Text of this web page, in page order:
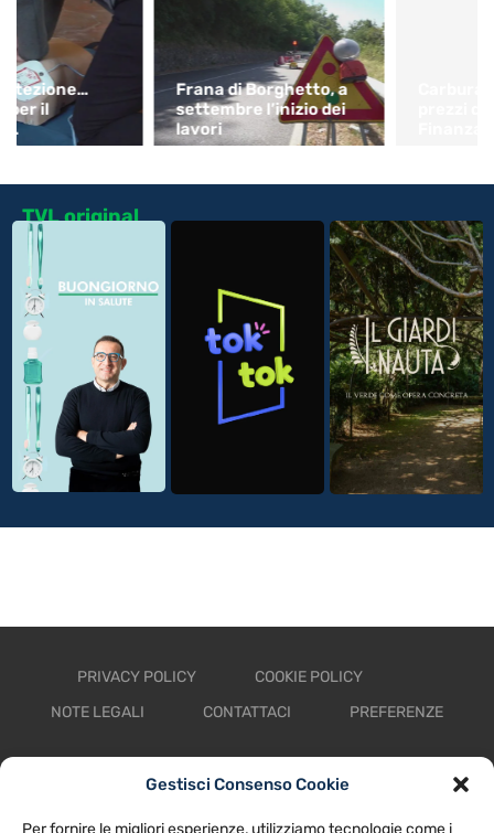
Gestisci Consenso Cookie
Per fornire le migliori esperienze, utilizziamo tecnologie come i
Frana di Borghetto, a
settembre l’inizio dei
lavori
Carburanti: controllo
prezzi della Guardia di
Finanza
TVL original
PRIVACY POLICY
COOKIE POLICY
NOTE LEGALI
CONTATTACI PREFERENZE
TV LIBERA S.P.A.
Via Monteleonese 95/21 – 51100 Pistoia (PT)
Tel. 0573.9136 / Fax 0573.913615